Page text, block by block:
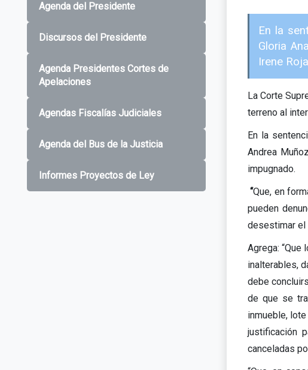
Agenda del Presidente
Discursos del Presidente
Agenda Presidentes Cortes de
Apelaciones
Agendas Fiscalías Judiciales
Agenda del Bus de la Justicia
Informes Proyectos de Ley
En la
Gloria
Irene
La Corte
terreno al
En la
Andrea
impugnado.
“Que, en
pueden
desestimar el
Agrega:
inalterables,
debe
de que se
inmueble,
justificación
canceladas